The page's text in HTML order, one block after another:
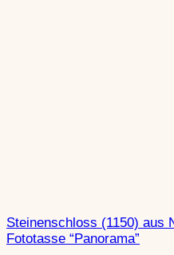
Steinenschloss (1150) aus
Fototasse “Panorama”